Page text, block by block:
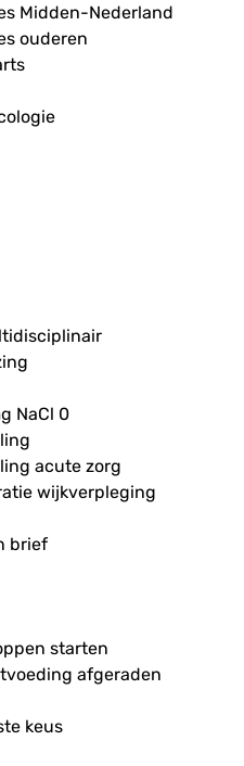
Midden-Nederland
ouderen
NaCl 0
acute zorg
wijkverpleging
brief
starten
afgeraden
keus